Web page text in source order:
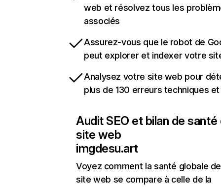
web et résolvez tous les
associés
Assurez-vous que le robot de
peut explorer et indexer votre
Analysez votre site web pour
plus de 130 erreurs techniques et
Audit SEO et bilan de santé
site web
imgdesu.art
Voyez comment la santé globale
site web se compare à celle de la